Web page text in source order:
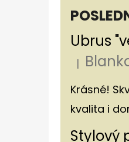
|
Krásné!
kvalita i